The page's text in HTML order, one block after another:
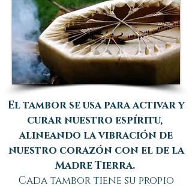
El tambor se usa para activar y
curar nuestro espíritu,
alineando la vibración de
nuestro corazón con el de la
Madre Tierra.
Cada tambor tiene su propio